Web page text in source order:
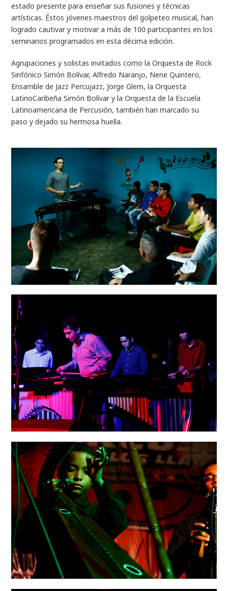
estado presente para enseñar sus fusiones y técnicas
artísticas. Éstos jóvenes maestros del golpeteo musical, han
logrado cautivar y motivar a más de 100 participantes en los
seminarios programados en esta décima edición.
Agrupaciones y solistas invitados como la Orquesta de Rock
Sinfónico Simón Bolívar, Alfredo Naranjo, Nene Quintero,
Ensamble de Jazz Percujazz, Jorge Glem, la Orquesta
LatinoCaribeña Simón Bolívar y la Orquesta de la Escuela
Latinoamericana de Percusión, también han marcado su
paso y dejado su hermosa huella.